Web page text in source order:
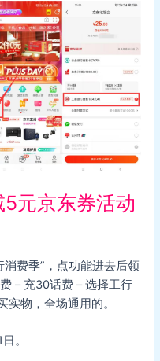
元京东券活动
费季”，点功能进去后领
– 充30话费 – 选择工行
物，全场通用的。
。